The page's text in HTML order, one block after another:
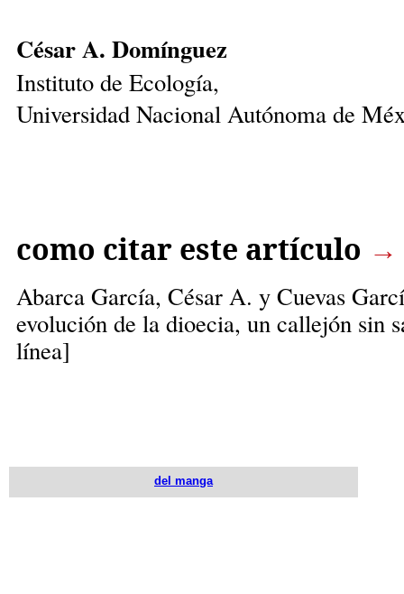
César A. Domínguez
Instituto de Ecología,
Universidad Nacional Autónoma de
como citar este artículo →
Abarca García, César A. y Cuevas
evolución de la dioecia, un callejón sin
línea]
del manga